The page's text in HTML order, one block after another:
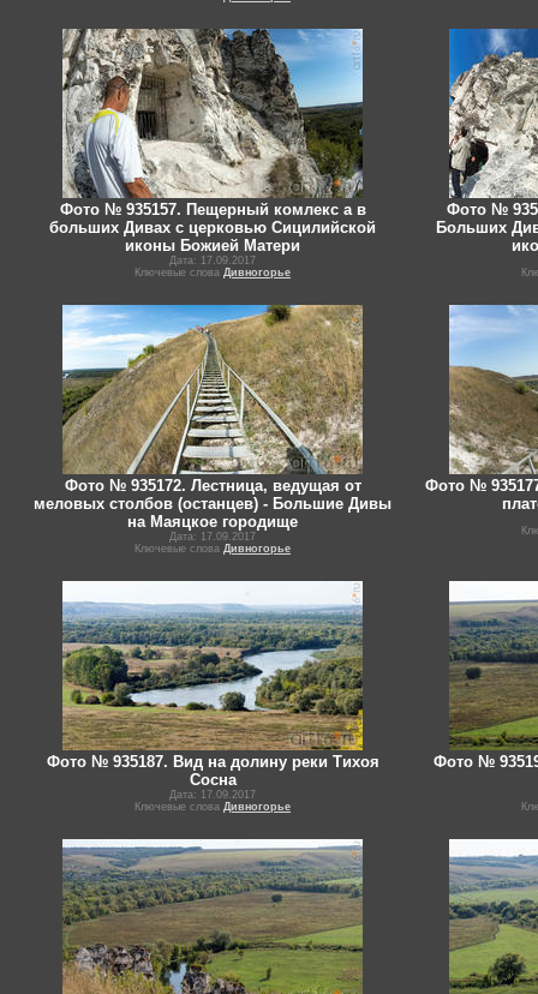
Фото № 935157. Пещерный комлекс а в
больших Дивах с церковью Сицилийской
иконы Божией Матери
Дата: 17.09.2017
Ключевые слова Дивногорье
Фото №
Больших
Фото № 935172. Лестница, ведущая от
меловых столбов (останцев) - Большие Дивы
на Маяцкое городище
Дата: 17.09.2017
Ключевые слова Дивногорье
Фото №
Фото № 935187. Вид на долину реки Тихоя
Сосна
Дата: 17.09.2017
Ключевые слова Дивногорье
Фото №